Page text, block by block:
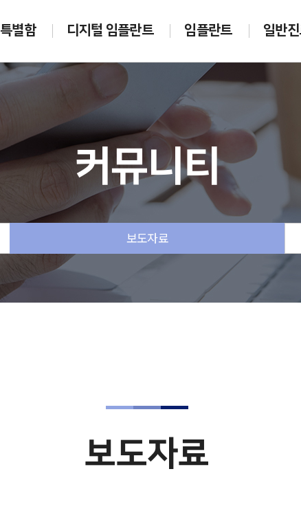
특별함 디지털 임플란트 임플란트 일반
커뮤니티
보도자료
보도자료